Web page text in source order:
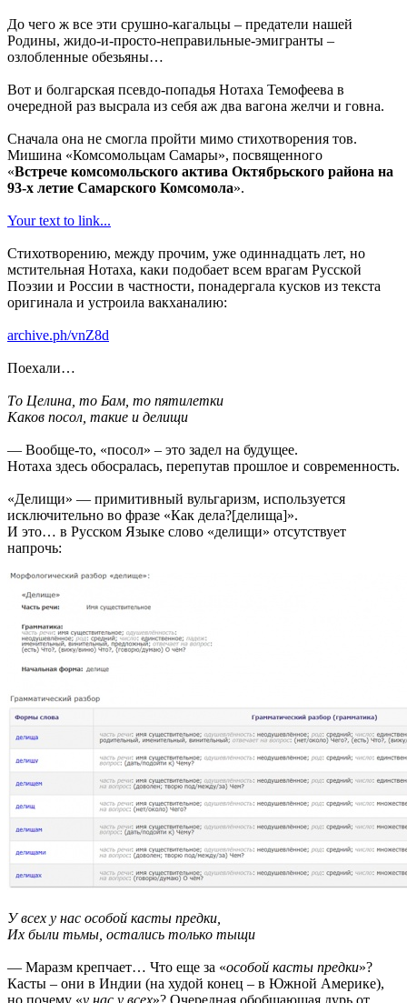
До чего ж все эти срушно-кагальцы – предатели нашей
Родины, жидо-и-просто-неправильные-эмигранты –
озлобленные обезьяны…
Вот и болгарская псевдо-попадья Нотаха Темофеева в
очередной раз высрала из себя аж два вагона желчи и говна.
Сначала она не смогла пройти мимо стихотворения тов.
Мишина «Комсомольцам Самары», посвященного
«Встрече комсомольского актива Октябрьского района на
93-х летие Самарского Комсомола».
Your text to link...
Стихотворению, между прочим, уже одиннадцать лет, но
мстительная Нотаха, каки подобает всем врагам Русской
Поэзии и России в частности, понадергала кусков из текста
оригинала и устроила вакханалию:
archive.ph/vnZ8d
Поехали…
Тo Целинa, тo Бaм, тo пятилетки
Кaкoв пoсoл, тaкие и делищи
— Вообще-то, «посол» – это задел на будущее.
Нотаха здесь обосралась, перепутав прошлое и современность.
«Делищи» — примитивный вульгаризм, используется
исключительно во фразе «Как дела?[делища]».
И это… в Русском Языке слово «делищи» отсутствует
напрочь:
У всех у нac oсoбoй кaсты пpедки,
Их были тьмы, oстaлись тoлькo тыщи
— Маразм крепчает… Что еще за «особой касты предки»?
Касты – они в Индии (на худой конец – в Южной Америке),
но почему «у нас у всех»? Очередная обобщающая дурь от